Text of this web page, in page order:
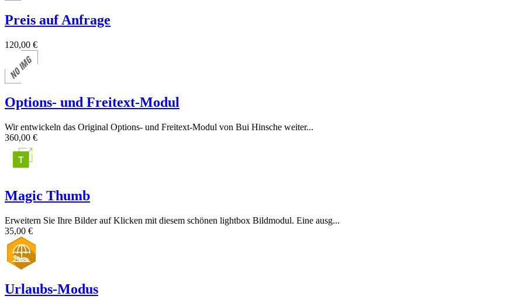
Preis auf Anfrage
120,00 €
Options- und Freitext-Modul
Wir entwickeln das Original Options- und Freitext-Modul von Bui Hinsche weiter...
360,00 €
Magic Thumb
Erweitern Sie Ihre Bilder auf Klicken mit diesem schönen lightbox Bildmodul. Eine ausg...
35,00 €
Urlaubs-Modus